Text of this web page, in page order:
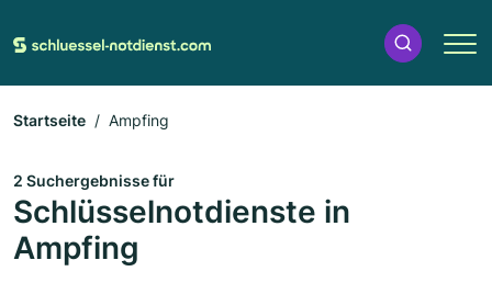
Startseite Ampfing
2 Suchergebnisse für
Schlüsselnotdienste in
Ampfing